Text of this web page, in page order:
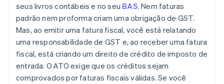
seus livros contábeis e no seu BAS. Nem faturas
padrão nem proforma criam uma obrigação de GST.
Mas, ao emitir uma fatura fiscal, você está relatando
uma responsabilidade de GST e, ao receber uma fatura
fiscal, está criando um direito de crédito de imposto de
entrada. O ATO exige que os créditos sejam
comprovados por faturas fiscais válidas. Se você